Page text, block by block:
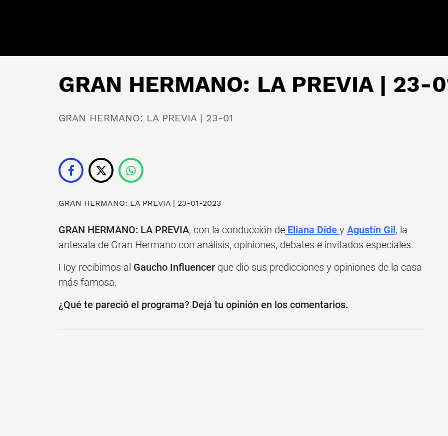
GRAN HERMANO: LA PREVIA | 23-
GRAN HERMANO: LA PREVIA | 23-01
GRAN HERMANO: LA PREVIA | 23-01-2023
GRAN HERMANO: LA PREVIA, con la conducción de Eliana Dide y Agustín Gil, la
antesala de Gran Hermano con análisis, opiniones, debates e invitados especiales.
Hoy recibimos al Gaucho Influencer que dio sus predicciones y opiniones de la casa
más famosa.
¿Qué te pareció el programa? Dejá tu opinión en los comentarios.